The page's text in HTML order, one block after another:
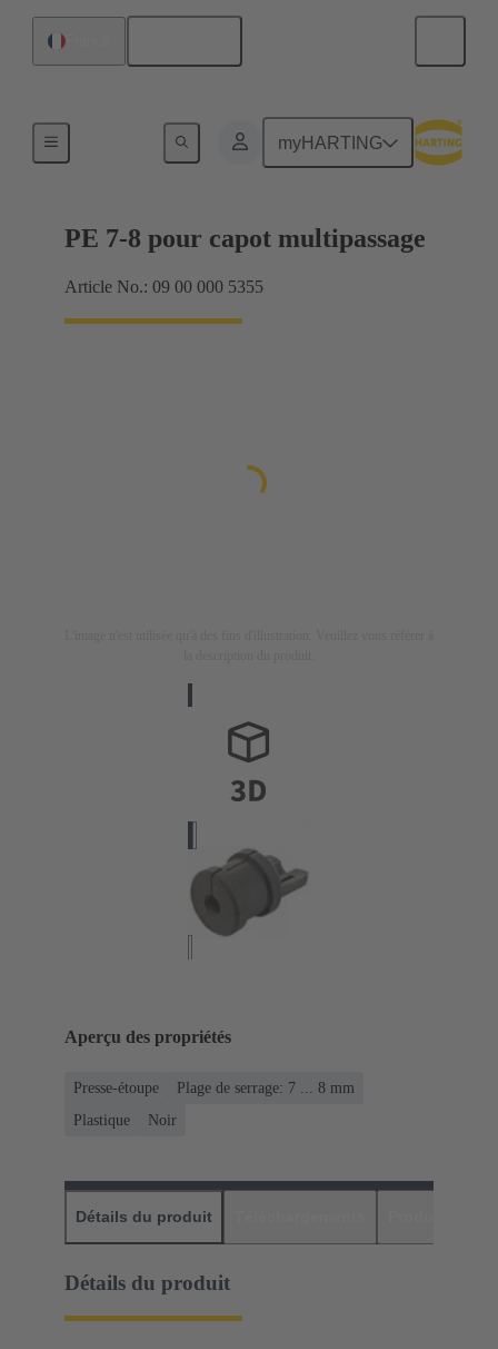
myHARTING
PE 7-8 pour capot multipassage
Article No.: 09 00 000 5355
Aperçu des propriétés
Presse-étoupe
Plage de serrage: 7 ... 8 mm
Plastique
Noir
Détails du produit
Détails du produit